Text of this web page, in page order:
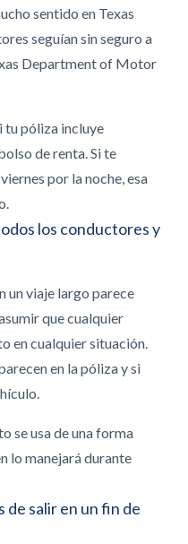
sentido en Texas
seguían sin seguro a
Department of Motor
tu póliza incluye
de renta. Si te
por la noche, esa
los conductores y
un viaje largo parece
que cualquier
en cualquier situación.
en la póliza y si
se usa de una forma
lo manejará durante
salir en un fin de